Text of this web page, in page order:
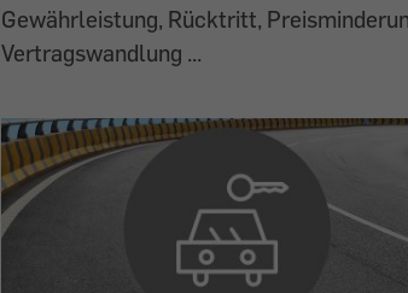
Gewährleistung, Rücktritt,
Vertragswandlung ...